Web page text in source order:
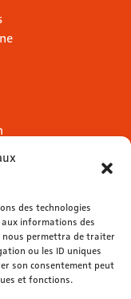
des technologies
informations des
nous permettra de traiter
ou les ID uniques
son consentement peut
et fonctions.